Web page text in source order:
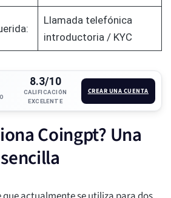
Llamada telefónica
introductoria / KYC
8.3/10
CALIFICACIÓN
EXCELENTE
CREAR UNA CUENTA
Coingpt? Una